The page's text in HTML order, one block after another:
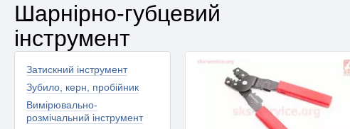
Шарнірно-губцевий
інструмент
Затискний інструмент
Зубило, керн, пробійник
Вимірювально-
розмічальний інструмент